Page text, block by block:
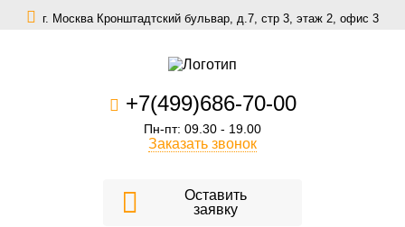
г. Москва Кронштадтский бульвар, д.7, стр 3, этаж 2, офис 3
+7(499)686-70-00
Пн-пт: 09.30 - 19.00
Заказать звонок
Оставить
заявку